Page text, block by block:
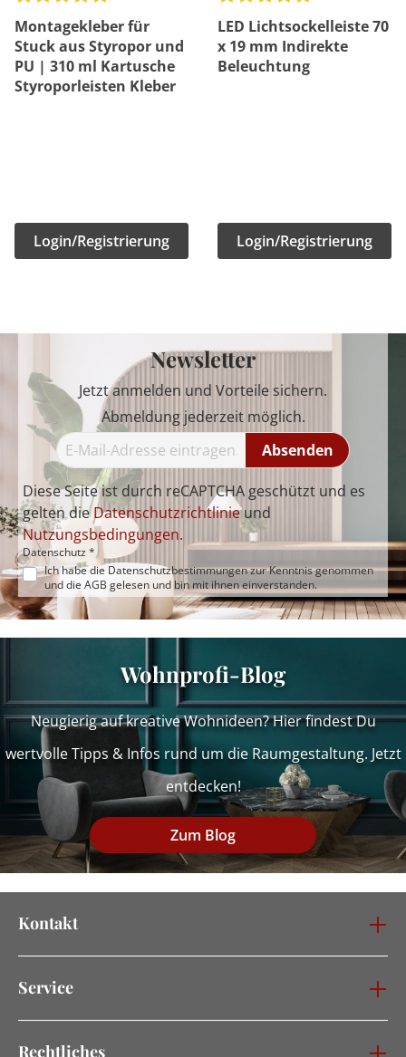
Montagekleber für
Stuck aus Styropor und
PU | 310 ml Kartusche
Styroporleisten Kleber
Login/Registrierung
LED Lichtsockelleiste 70
x 19 mm Indirekte
Beleuchtung
Login/Registrierung
Newsletter
Jetzt anmelden und Vorteile sichern.
Abmeldung jederzeit möglich.
Absenden
Diese Seite ist durch reCAPTCHA geschützt und es
gelten dieDatenschutzrichtlinieund
Nutzungsbedingungen.
Datenschutz *
Ich habe die Datenschutzbestimmungenzur Kenntnis genommen
und die AGB gelesen und bin mit ihnen einverstanden.
Wohnprofi-Blog
Neugierig auf kreative Wohnideen? Hier findest Du
wertvolle Tipps & Infos rund um die Raumgestaltung. Jetzt
entdecken!
Zum Blog
Kontakt
Service
Rechtliches